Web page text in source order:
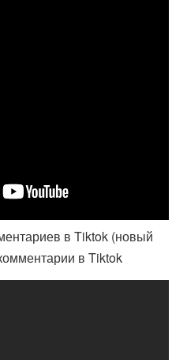
в Tiktok (новый
в Tiktok